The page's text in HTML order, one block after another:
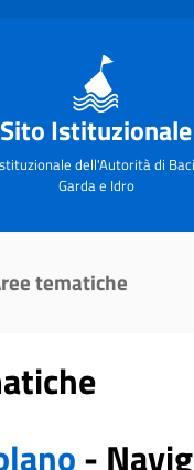
Sito Istituzionale
dell'Autorità di
Garda e Idro
tematiche
-